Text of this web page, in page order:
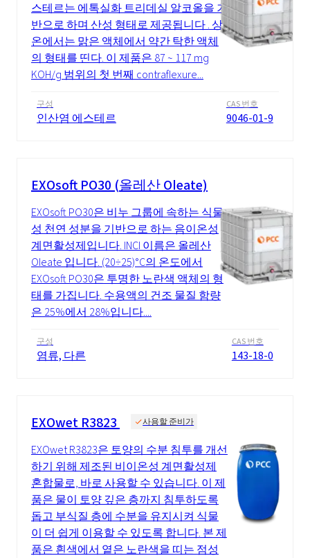
스테르는 에톡실화 트리데실 알코올을 기
반으로 하며 산성 형태로 제공됩니다 . 상
온에서는 맑은 액체에서 약간 탁한 액체
의 형태를 띤다. 이 제품은 87 ~ 117 mg
KOH/g 범위의 첫 번째 contraflexure...
구성
인산염 에스테르
CAS 번호
9046-01-9
EXOsoft PO30 (올레산 Oleate)
EXOsoft PO30은 비누 그룹에 속하는 식물
성 천연 성분을 기반으로 하는 음이온성
계면활성제입니다. INCI 이름은 올레산
Oleate 입니다. (20÷25)°C의 온도에서
EXOsoft PO30은 투명한 노란색 액체의 형
태를 가집니다. 수용액의 건조 물질 함량
은 25%에서 28%입니다....
구성
염류, 다른
CAS 번호
143-18-0
EXOwet R3823 사용할 준비가
EXOwet R3823은 토양의 수분 침투를 개선
하기 위해 제조된 비이온성 계면활성제
혼합물로, 바로 사용할 수 있습니다. 이 제
품은 물이 토양 깊은 층까지 침투하도록
돕고 부식질 층에 수분을 유지시켜 식물
이 더 쉽게 이용할 수 있도록 합니다. 본 제
품은 흰색에서 옅은 노란색을 띠는 점성